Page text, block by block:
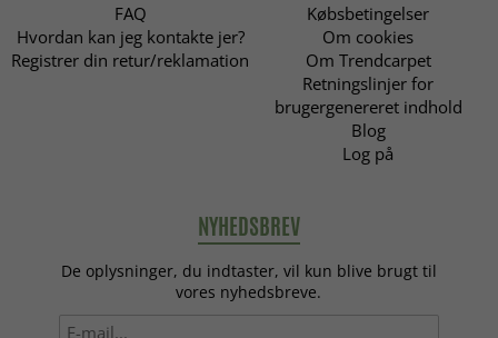
FAQ
Hvordan kan jeg kontakte jer?
Registrer din retur/reklamation
Købsbetingelser
Om cookies
Om Trendcarpet
Retningslinjer for
brugergenereret indhold
Blog
Log på
NYHEDSBREV
De oplysninger, du indtaster, vil kun blive brugt til
vores nyhedsbreve.